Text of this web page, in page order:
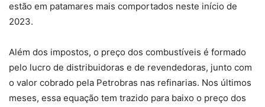
estão em patamares mais comportados neste início de
2023.
Além dos impostos, o preço dos combustíveis é formado
pelo lucro de distribuidoras e de revendedoras, junto com
o valor cobrado pela Petrobras nas refinarias. Nos últimos
meses, essa equação tem trazido para baixo o preço dos